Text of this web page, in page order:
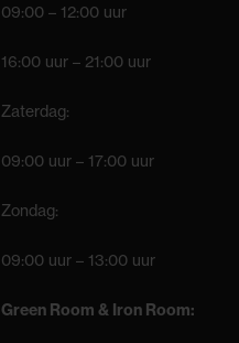
09:00 – 12:00 uur
16:00 uur – 21:00 uur
Zaterdag:
09:00 uur – 17:00 uur
Zondag:
09:00 uur – 13:00 uur
Green Room & Iron Room: